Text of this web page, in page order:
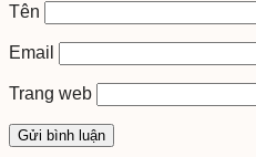
Tên
Email
Trang web